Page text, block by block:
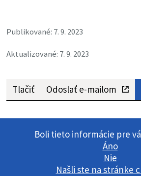
Publikované: 7. 9. 2023
Aktualizované: 7. 9. 2023
Tlačiť Odoslať e-mailom
Boli tieto informácie pre
Áno
Nie
Našli ste na stránke